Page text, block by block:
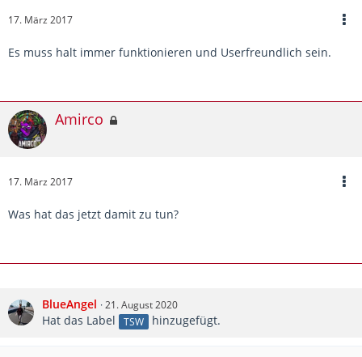
17. März 2017
Es muss halt immer funktionieren und Userfreundlich sein.
Amirco
17. März 2017
Was hat das jetzt damit zu tun?
BlueAngel 21. August 2020
Hat das Label TSW hinzugefügt.